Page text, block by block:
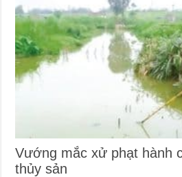
Vướng mắc xử phạt hành
thủy sản